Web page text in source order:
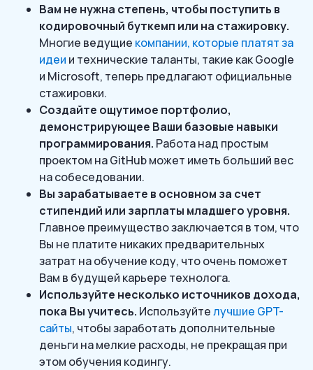
Вам не нужна степень, чтобы поступить в
кодировочный буткемп или на стажировку.
Многие ведущие компании, которые платят за
идеи и технические таланты, такие как Google
и Microsoft, теперь предлагают официальные
стажировки.
Создайте ощутимое портфолио,
демонстрирующее Ваши базовые навыки
программирования. Работа над простым
проектом на GitHub может иметь больший вес
на собеседовании.
Вы зарабатываете в основном за счет
стипендий или зарплаты младшего уровня.
Главное преимущество заключается в том, что
Вы не платите никаких предварительных
затрат на обучение коду, что очень поможет
Вам в будущей карьере технолога.
Используйте несколько источников дохода,
пока Вы учитесь. Используйтелучшие GPT-
сайты, чтобы заработать дополнительные
деньги на мелкие расходы, не прекращая при
этом обучения кодингу.